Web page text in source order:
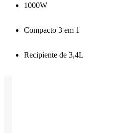
1000W
Compacto 3 em 1
Recipiente de 3,4L